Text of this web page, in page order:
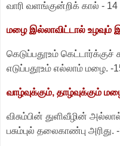
வாரி வளங்குன்றிக் கால் - 14
மழை இல்லாவிட்டால் உழவும்
கெடுப்பதூஉம் கெட்டார்க்குச்
எடுப்பதூஉம் எல்லாம் மழை. -
வாழ்வுக்கும், தாழ்வுக்கும்
விசும்பின் துளிவீழின்
பசும்புல் தலைகாண்பு அரிது. -